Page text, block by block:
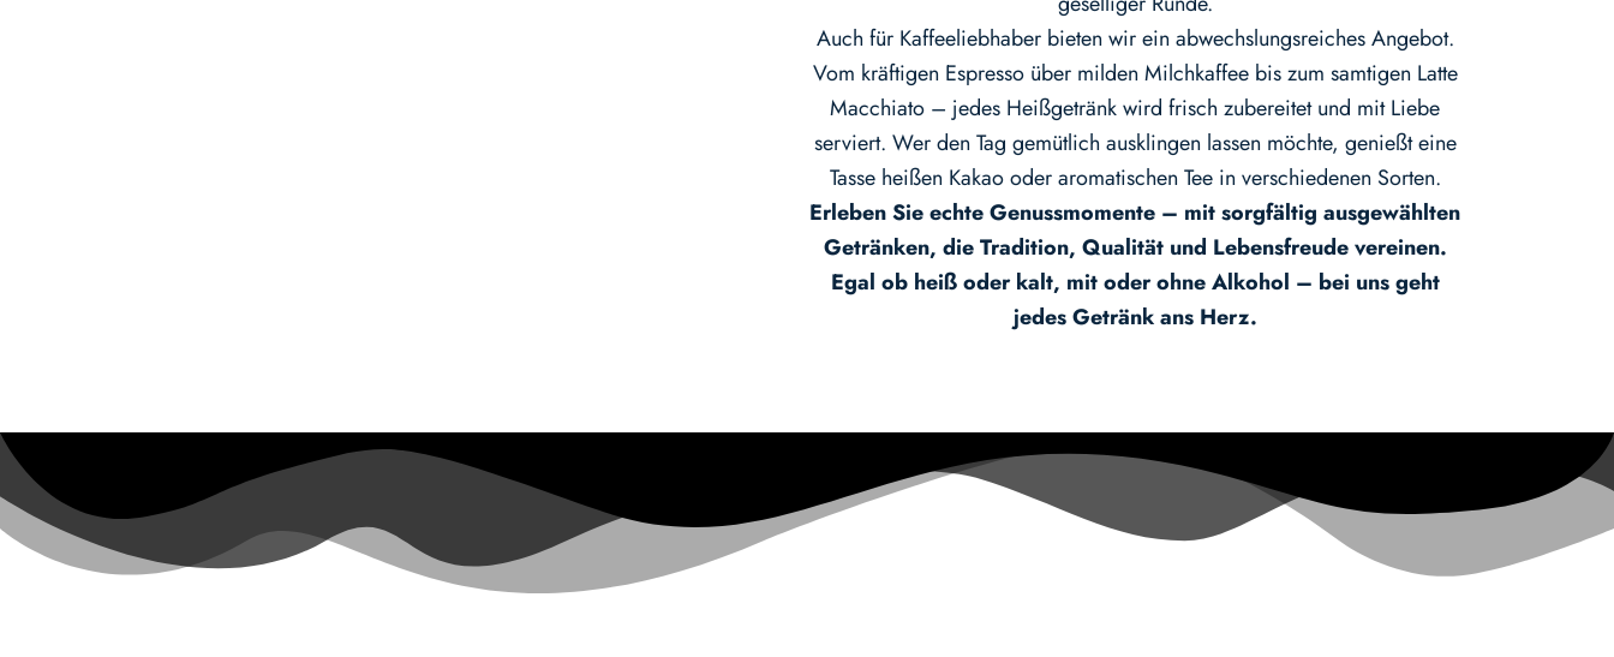
Auch für Kaffeeliebhaber bieten wir ein abwechslungsreiches Angebot.
Vom kräftigen Espresso über milden Milchkaffee bis zum samtigen Latte
Macchiato – jedes Heißgetränk wird frisch zubereitet und mit Liebe
serviert. Wer den Tag gemütlich ausklingen lassen möchte, genießt eine
Tasse heißen Kakao oder aromatischen Tee in verschiedenen Sorten.
Erleben Sie echte Genussmomente – mit sorgfältig ausgewählten
Getränken, die Tradition, Qualität und Lebensfreude vereinen.
Egal ob heiß oder kalt, mit oder ohne Alkohol – bei uns geht
jedes Getränk ans Herz.